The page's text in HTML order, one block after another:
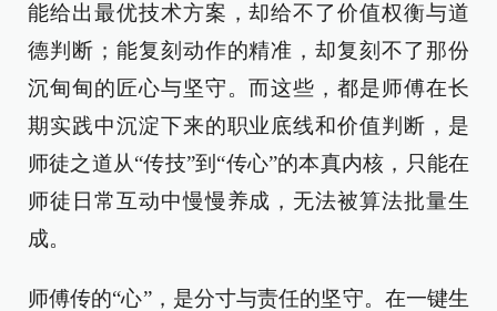
能给出最优技术方案，却给不了价值权衡与道
德判断；能复刻动作的精准，却复刻不了那份
沉甸甸的匠心与坚守。而这些，都是师傅在长
期实践中沉淀下来的职业底线和价值判断，是
师徒之道从“传技”到“传心”的本真内核，只能在
师徒日常互动中慢慢养成，无法被算法批量生
成。
师傅传的“心”，是分寸与责任的坚守。在一键生